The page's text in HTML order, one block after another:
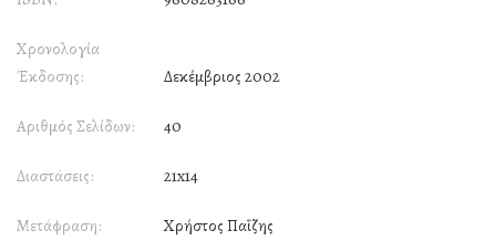
Χρονολογία
Έκδοσης:
Δεκέμβριος 2002
Αριθμός Σελίδων: 40
Διαστάσεις: 21x14
Μετάφραση: Χρήστος Παΐζης